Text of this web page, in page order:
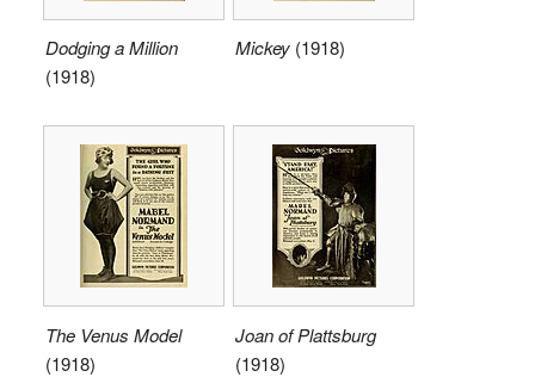
Dodging a Million
(1918)
Mickey (1918)
The Venus Model
(1918)
Joan of Plattsburg
(1918)